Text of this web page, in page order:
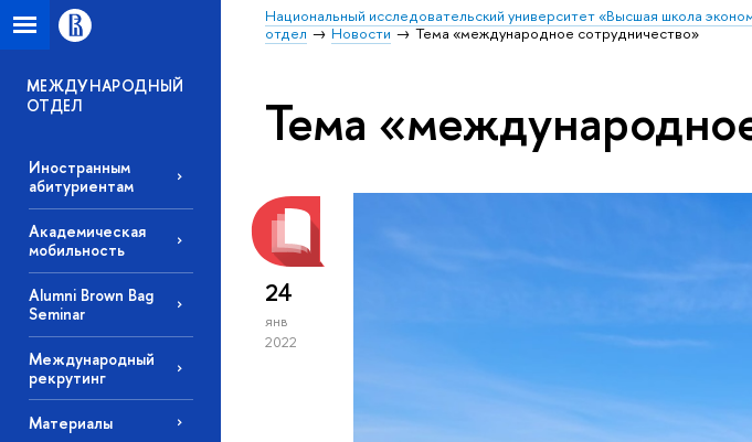
Национальный исследовательский университет «Высшая школа
отдел
Новости Тема «международное сотрудничество»
МЕЖДУНАРОДНЫЙ
ОТДЕЛ
Иностранным
абитуриентам
Академическая
мобильность
Alumni Brown Bag
Seminar
Международный
рекрутинг
Материалы
Тема
24
янв
2022